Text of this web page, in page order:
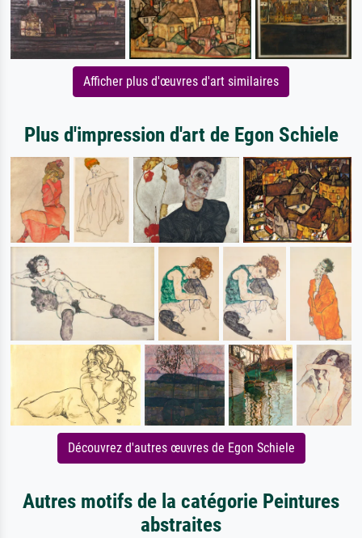
Afficher plus d'œuvres d'art similaires
Plus d'impression d'art de Egon Schiele
Découvrez d'autres œuvres de Egon Schiele
Autres motifs de la catégorie Peintures
abstraites